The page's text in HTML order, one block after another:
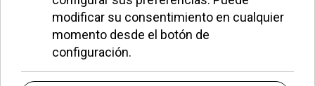
LETICIA PETITE NOTICIAS DE POZUELO 01 JUNIO 2006
El Espacio Cultural MIRAhabilita160 puestosde